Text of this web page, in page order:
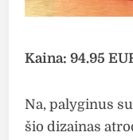
Kaina: 94.95
Na, palyginus
šio dizainas